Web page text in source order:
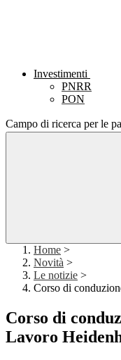
Investimenti
PNRR
PON
Campo di ricerca per le
Home >
Novità >
Le notizie >
Corso di
Corso di
Lavoro